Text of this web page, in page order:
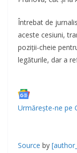
Întrebat de
aceste cesiuni,
poziții-cheie
legăturile, dar a
Urmărește-ne pe
Source by